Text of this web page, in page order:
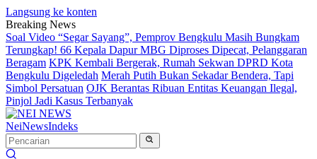
Langsung ke konten
Breaking News
Soal Video “Segar Sayang”, Pemprov Bengkulu Masih Bungkam
Terungkap! 66 Kepala Dapur MBG Diproses Dipecat, Pelanggaran
Beragam KPK Kembali Bergerak, Rumah Sekwan DPRD Kota
Bengkulu Digeledah Merah Putih Bukan Sekadar Bendera, Tapi
Simbol Persatuan OJK Berantas Ribuan Entitas Keuangan Ilegal,
Pinjol Jadi Kasus Terbanyak
NeiNewsIndeks